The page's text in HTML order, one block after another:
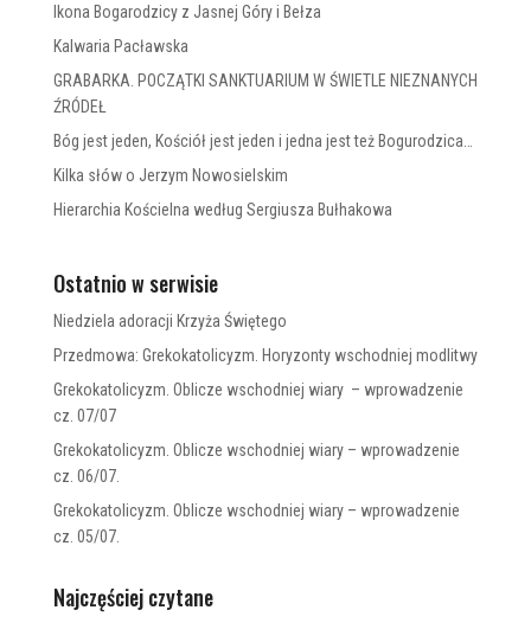
Ikona Bogarodzicy z Jasnej Góry i Bełza
Kalwaria Pacławska
GRABARKA. POCZĄTKI SANKTUARIUM W ŚWIETLE NIEZNANYCH
ŹRÓDEŁ
Bóg jest jeden, Kościół jest jeden i jedna jest też Bogurodzica…
Kilka słów o Jerzym Nowosielskim
Hierarchia Kościelna według Sergiusza Bułhakowa
Ostatnio w serwisie
Niedziela adoracji Krzyża Świętego
Przedmowa: Grekokatolicyzm. Horyzonty wschodniej modlitwy
Grekokatolicyzm. Oblicze wschodniej wiary – wprowadzenie
cz. 07/07
Grekokatolicyzm. Oblicze wschodniej wiary – wprowadzenie
cz. 06/07.
Grekokatolicyzm. Oblicze wschodniej wiary – wprowadzenie
cz. 05/07.
Najczęściej czytane